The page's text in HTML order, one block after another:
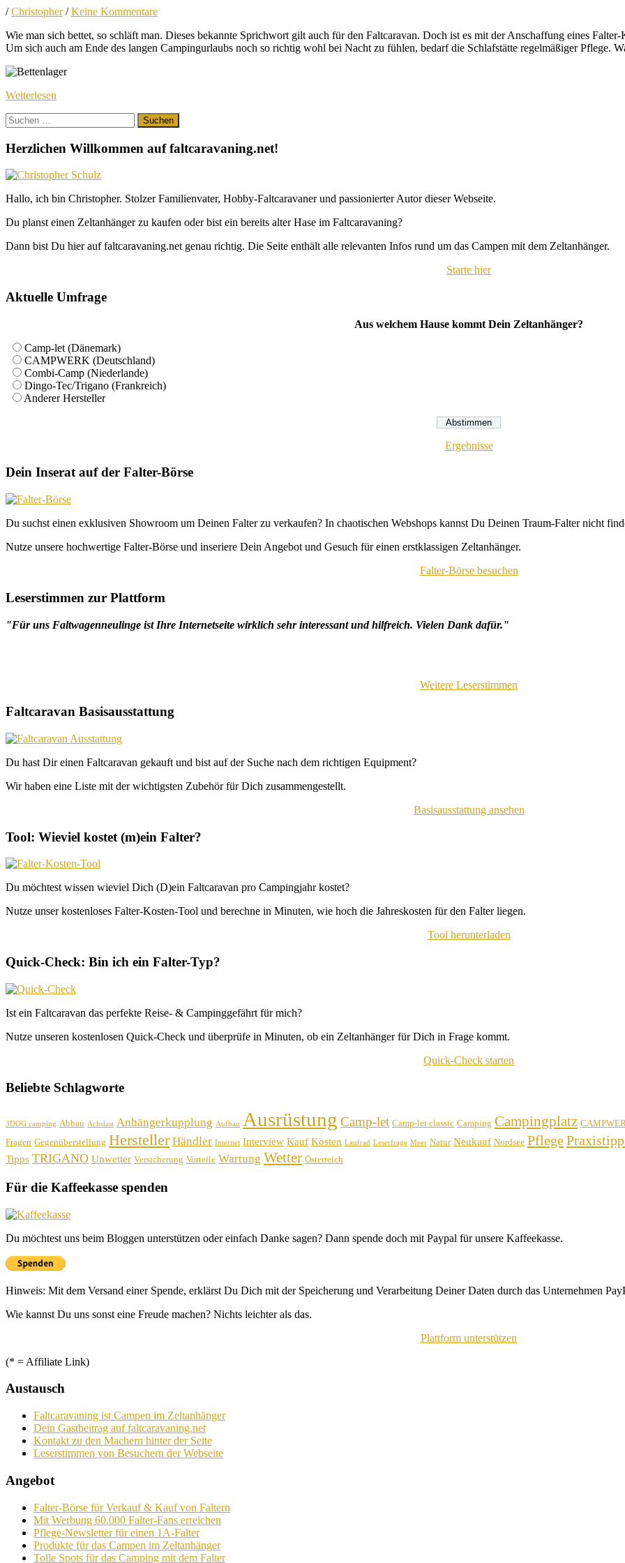
/Christopher /Keine Kommentare
Wie man sich bettet, so schläft man. Dieses bekannte Sprichwort gilt auch für den Faltcaravan. Doch ist es mit der Anschaffung eines
Um sich auch am Ende des langen Campingurlaubs noch so richtig wohl bei Nacht zu fühlen, bedarf die Schlafstätte regelmäßiger Pflege.
Weiterlesen
Suchen
nach:
Herzlichen Willkommen auf faltcaravaning.net!
Hallo, ich bin Christopher. Stolzer Familienvater, Hobby-Faltcaravaner und passionierter Autor dieser Webseite.
Du planst einen Zeltanhänger zu kaufen oder bist ein bereits alter Hase im Faltcaravaning?
Dann bist Du hier auf faltcaravaning.net genau richtig. Die Seite enthält alle relevanten Infos rund um das Campen mit dem Zeltanhänger.
Starte hier
Aktuelle Umfrage
Aus welchem Hause kommt Dein Zeltanhänger?
Camp-let (Dänemark)
CAMPWERK (Deutschland)
Combi-Camp (Niederlande)
Dingo-Tec/Trigano (Frankreich)
Anderer Hersteller
Ergebnisse
Dein Inserat auf der Falter-Börse
Du suchst einen exklusiven Showroom um Deinen Falter zu verkaufen? In chaotischen Webshops kannst Du Deinen Traum-Falter nicht
Nutze unsere hochwertige Falter-Börse und inseriere Dein Angebot und Gesuch für einen erstklassigen Zeltanhänger.
Falter-Börse besuchen
Leserstimmen zur Plattform
"Für uns Faltwagenneulinge ist Ihre Internetseite wirklich sehr interessant und hilfreich. Vielen Dank dafür."
Weitere Leserstimmen
Faltcaravan Basisausstattung
Du hast Dir einen Faltcaravan gekauft und bist auf der Suche nach dem richtigen Equipment?
Wir haben eine Liste mit der wichtigsten Zubehör für Dich zusammengestellt.
Basisausstattung ansehen
Tool: Wieviel kostet (m)ein Falter?
Du möchtest wissen wieviel Dich (D)ein Faltcaravan pro Campingjahr kostet?
Nutze unser kostenloses Falter-Kosten-Tool und berechne in Minuten, wie hoch die Jahreskosten für den Falter liegen.
Tool herunterladen
Quick-Check: Bin ich ein Falter-Typ?
Ist ein Faltcaravan das perfekte Reise- & Campinggefährt für mich?
Nutze unseren kostenlosen Quick-Check und überprüfe in Minuten, ob ein Zeltanhänger für Dich in Frage kommt.
Quick-Check starten
Beliebte Schlagworte
3DOG camping Abbau Achslast Anhängerkupplung Aufbau Ausrüstung Camp-let Camp-let classic Camping Campingplatz
Fragen Gegenüberstellung Hersteller Händler Internet Interview Kauf Kosten Laufrad Leserfrage Meer Natur Neukauf Nordsee Pflege
Tipps TRIGANO Unwetter Versicherung Vorteile Wartung Wetter Österreich
Für die Kaffeekasse spenden
Du möchtest uns beim Bloggen unterstützen oder einfach Danke sagen? Dann spende doch mit Paypal für unsere Kaffeekasse.
Hinweis: Mit dem Versand einer Spende, erklärst Du Dich mit der Speicherung und Verarbeitung Deiner Daten durch das Unternehmen
Wie kannst Du uns sonst eine Freude machen? Nichts leichter als das.
Plattform unterstützen
(* = Affiliate Link)
Austausch
Faltcaravaning ist Campen im Zeltanhänger
Dein Gastbeitrag auf faltcaravaning.net
Kontakt zu den Machern hinter der Seite
Leserstimmen von Besuchern der Webseite
Angebot
Falter-Börse für Verkauf & Kauf von Faltern
Mit Werbung 60.000 Falter-Fans erreichen
Pflege-Newsletter für einen 1A-Falter
Produkte für das Campen im Zeltanhänger
Tolle Spots für das Camping mit dem Falter